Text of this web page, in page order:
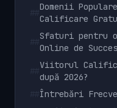
Domenii
Calificare
Sfaturi pentru
Online de Succes
Viitorul
după 2026?
Întrebări